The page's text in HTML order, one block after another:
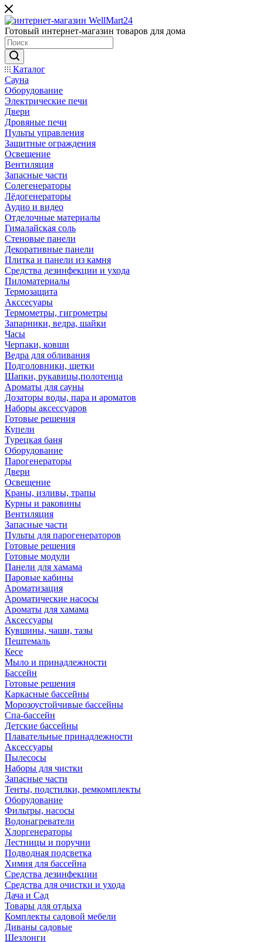
Готовый интернет-магазин товаров для дома
Каталог
Сауна
Оборудование
Электрические печи
Двери
Дровяные печи
Пульты управления
Защитные ограждения
Освещение
Вентиляция
Запасные части
Солегенераторы
Лёдогенераторы
Аудио и видео
Отделочные материалы
Гималайская соль
Стеновые панели
Декоративные панели
Плитка и панели из камня
Средства дезинфекции и ухода
Пиломатериалы
Термозащита
Аксcесуары
Термометры, гигрометры
Запарники, ведра, шайки
Часы
Черпаки, ковши
Ведра для обливания
Подголовники, щетки
Шапки, рукавицы,полотенца
Ароматы для сауны
Дозаторы воды, пара и ароматов
Наборы аксессуаров
Готовые решения
Купели
Турецкая баня
Оборудование
Парогенераторы
Двери
Освещение
Краны, изливы, трапы
Курны и раковины
Вентиляция
Запасные части
Пульты для парогенераторов
Готовые решения
Готовые модули
Панели для хамама
Паровые кабины
Ароматизация
Ароматические насосы
Ароматы для хамама
Аксессуары
Кувшины, чаши, тазы
Пештемаль
Кесе
Мыло и принадлежности
Бассейн
Готовые решения
Каркасные бассейны
Морозоустойчивые бассейны
Спа-бассейн
Детские бассейны
Плавательные принадлежности
Аксессуары
Пылесосы
Наборы для чистки
Запасные части
Тенты, подстилки, ремкомплекты
Оборудование
Фильтры, насосы
Водонагреватели
Хлоргенераторы
Лестницы и поручни
Подводная подсветка
Химия для бассейна
Средства дезинфекции
Средства для очистки и ухода
Дача и Сад
Товары для отдыха
Комплекты садовой мебели
Диваны садовые
Шезлонги